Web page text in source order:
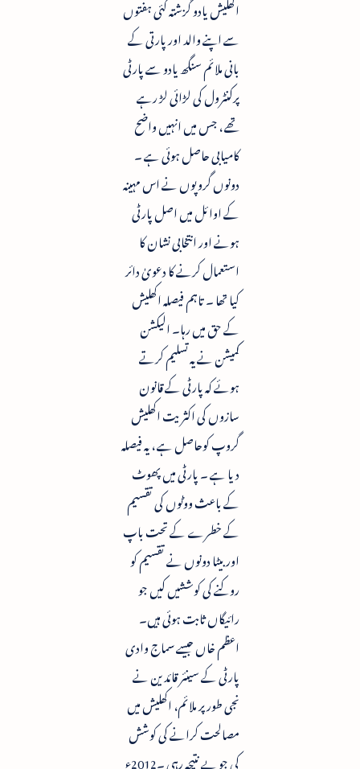
اکھلیش یادو گزشتہ کئی ہفتوں
سے اپنے والد اور پارتی کے
بانی ملائم سنگھ یادو سے پارٹی
پرکنٹرول کی لڑائی لڑ رہے
تھے ، جس میں انہیں واضح
کامیابی حاصل ہوئی ہے ۔
دونوں گروپوں نے اس مہینہ
کے اوائل میں اصل پارٹی
ہونے اور انتخابی نشان کا
استعمال کرنے کا دعویٰ دائر
کیا تھا ۔ تاہم فیصلہ اکھلیش
کے حق میں رہا۔ الیکشن
کمیشن نے یہ تسلیم کرتے
ہوئے کہ پارٹی کے قانون
سازوں کی اکثریت اکھلیش
گروپ کوحاصل ہے ، یہ فیصلہ
دیا ہے ۔ پارٹی میں پھوٹ
کے باعث ووٹوں کی تقسیم
کے خطرے کے تحت باپ
اور بیٹا دونوں نے تقسیم کو
روکنے کی کوششیں کیں جو
رائیگاں ثابت ہوئی ہیں۔
اعظم خاں جیسے سماج وادی
پارٹی کے سینئر قائدین نے
نجی طور پر ملائم، اکھلیش میں
مصالحت کرانے کی کوشش
کی جو بے نتیجہ رہی ۔2012ء